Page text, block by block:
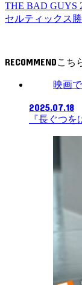
THE BAD GUYS
セルティックス
RECOMMEND
映画
2025.07.18
『長ぐつ